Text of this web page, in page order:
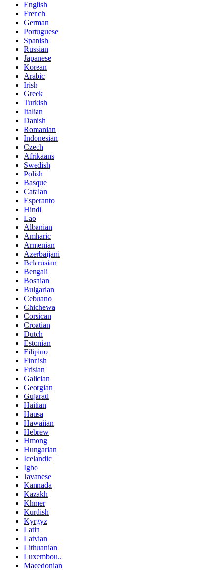
English
French
German
Portuguese
Spanish
Russian
Japanese
Korean
Arabic
Irish
Greek
Turkish
Italian
Danish
Romanian
Indonesian
Czech
Afrikaans
Swedish
Polish
Basque
Catalan
Esperanto
Hindi
Lao
Albanian
Amharic
Armenian
Azerbaijani
Belarusian
Bengali
Bosnian
Bulgarian
Cebuano
Chichewa
Corsican
Croatian
Dutch
Estonian
Filipino
Finnish
Frisian
Galician
Georgian
Gujarati
Haitian
Hausa
Hawaiian
Hebrew
Hmong
Hungarian
Icelandic
Igbo
Javanese
Kannada
Kazakh
Khmer
Kurdish
Kyrgyz
Latin
Latvian
Lithuanian
Luxembou..
Macedonian